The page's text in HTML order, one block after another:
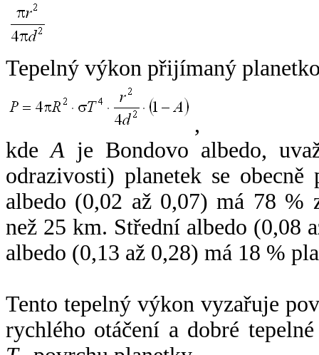
Tepelný výkon přijímaný
,
kdeA je Bondovo albedo,
odrazivosti) planetek se
albedo (0,02 až 0,07) má 78 %
než 25 km. Střední albedo (0,08
albedo (0,13 až 0,28) má 18 %
Tento tepelný výkon vyzařuje
rychlého otáčení a dobré